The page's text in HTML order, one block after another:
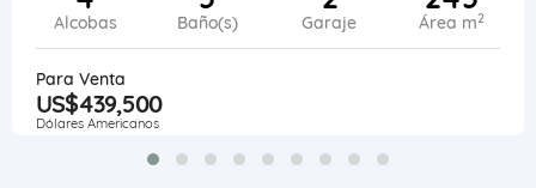
Alcobas Baño(s) Garaje Área m2
Para Venta
US$439,500
Dólares Americanos